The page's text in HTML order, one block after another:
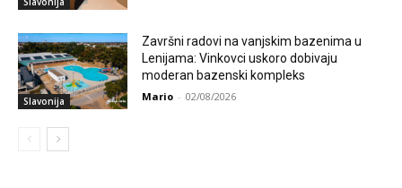
Slavonija
Završni radovi na vanjskim bazenima u
Lenijama: Vinkovci uskoro dobivaju
moderan bazenski kompleks
Mario - 02/08/2026